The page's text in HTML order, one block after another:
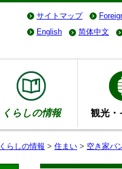
サイトマップ
English
简体中文
くらしの情報 観光・
くらしの情報 > 住まい > 空き家バ